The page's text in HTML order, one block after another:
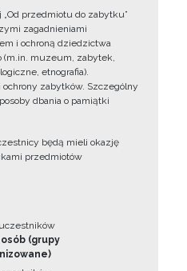
przedmiotu do zabytku”
zagadnieniami
i ochroną dziedzictwa
(m.in. muzeum, zabytek,
etnografia).
zabytków. Szczególny
dbania o pamiątki
będą mieli okazję
przedmiotów
(grupy